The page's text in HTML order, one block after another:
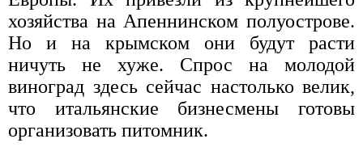
хозяйства на Апеннинском полуострове.
Но и на крымском они будут расти
ничуть не хуже. Спрос на молодой
виноград здесь сейчас настолько велик,
что итальянские бизнесмены готовы
организовать питомник.